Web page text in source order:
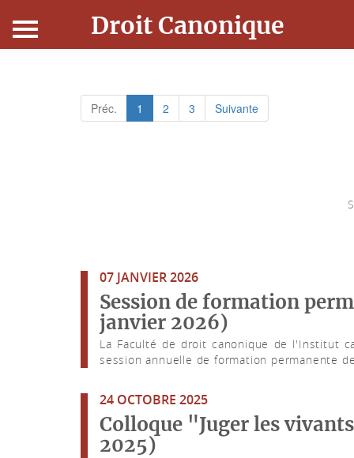
Droit Canonique
Droit Canonique
Préc. 1 2 3 Suivante
07 JANVIER 2026
Session de formation
janvier 2026)
La Faculté de droit canonique de l'Institut
session annuelle de formation permanente
24 OCTOBRE 2025
Colloque "Juger les
2025)